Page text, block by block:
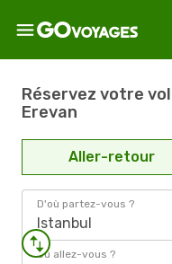
Réservez votre
Erevan
Aller-retour
D'où partez-vous ?
Istanbul
Où allez-vous ?